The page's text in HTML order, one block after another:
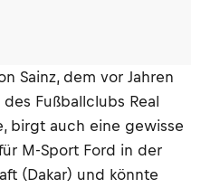
Sainz, dem vor Jahren
Fußballclubs Real
birgt auch eine gewisse
M-Sport Ford in der
(Dakar) und könnte